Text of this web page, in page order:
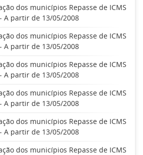
dos municípios Repasse de ICMS
A partir de 13/05/2008
dos municípios Repasse de ICMS
A partir de 13/05/2008
dos municípios Repasse de ICMS
A partir de 13/05/2008
dos municípios Repasse de ICMS
A partir de 13/05/2008
dos municípios Repasse de ICMS
A partir de 13/05/2008
dos municípios Repasse de ICMS